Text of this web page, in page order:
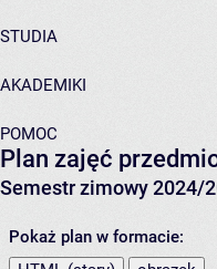
STUDIA
AKADEMIKI
POMOC
Plan zajęć
Semestr zimowy 2024/
Pokaż plan w formacie: